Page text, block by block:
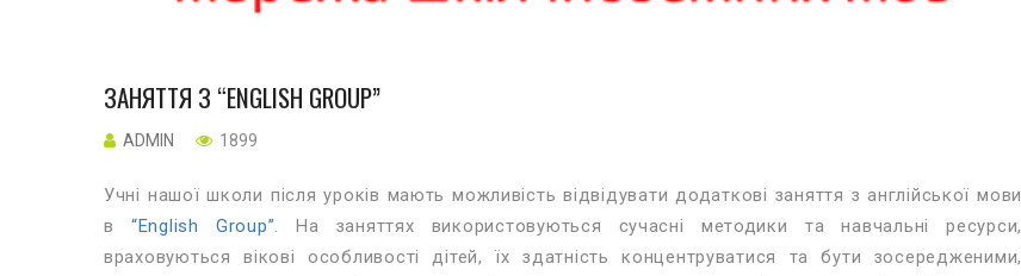
ЗАНЯТТЯ З “ENGLISH GROUP”
ADMIN 1899
Учні нашої школи після уроків мають можливість відвідувати додаткові заняття з англійської мови
в “English Group”. На заняттях використовуються сучасні методики та навчальні ресурси,
враховуються вікові особливості дітей, їх здатність концентруватися та бути зосередженими,